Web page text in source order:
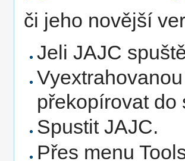
či jeho novější
Jeli JAJC
překopírovat do
Spustit JAJC.
Přes menu